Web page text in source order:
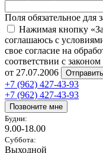
Поля обязательное для
Нажимая кнопку
соглашаюсь с
свое согласие на
соответствии с
от 27.07.2006
Отправить
+7 (962) 427-43-93
+7 (962) 427-43-93
Позвоните мне
Будни:
9.00-18.00
Суббота:
Выходной